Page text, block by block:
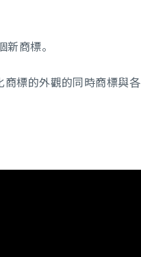
商標。
商標的外觀的同時商標與各